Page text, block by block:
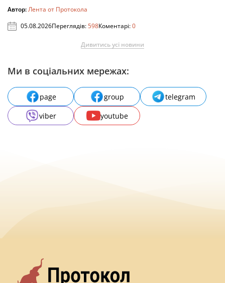
Автор:Лента от Протокола
05.08.2026Переглядів:598Коментарі:0
Дивитись усі новини
Ми в соціальних мережах:
page group
telegram
viber
youtube